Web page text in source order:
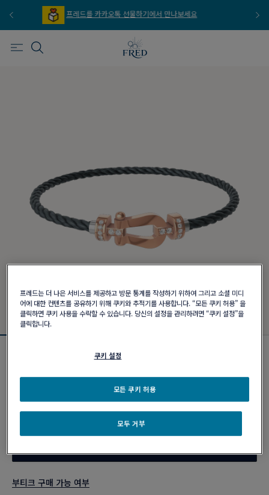
프레드를 이메일 주문 서비스로 만나보세요
포스텐 브레이슬릿
₩ 4,730,000
커스터마이즈
부티크 구매 가능 여부
프레드는 더 나은 서비스를 제공하고 방문 통계를 작성하기 위하여 그리고 소셜 미디
어에 대한 컨텐츠를 공유하기 위해 쿠키와 추적기를 사용합니다. “모든 쿠키 허용” 을
클릭하면 쿠키 사용을 수락할 수 있습니다. 당신의 설정을 관리하려면 “쿠키 설정”을
클릭합니다.
쿠키 설정
모두 거부
모든 쿠키 허용